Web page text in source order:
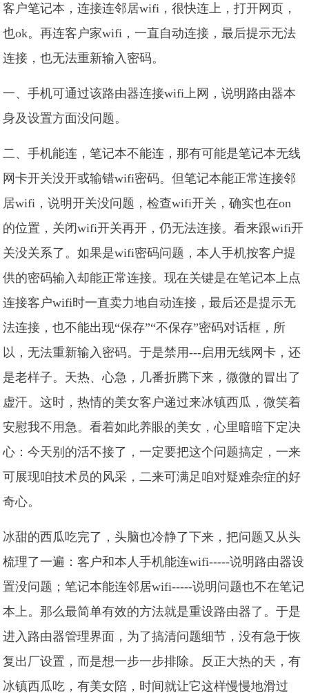
客户笔记本，连接连邻居wifi，很快连上，打开网页，
也ok。再连客户家wifi，一直自动连接，最后提示无法
连接，也无法重新输入密码。
一、手机可通过该路由器连接wifi上网，说明路由器本
身及设置方面没问题。
二、手机能连，笔记本不能连，那有可能是笔记本无线
网卡开关没开或输错wifi密码。但笔记本能正常连接邻
居wifi，说明开关没问题，检查wifi开关，确实也在on
的位置，关闭wifi开关再开，仍无法连接。看来跟wifi开
关没关系了。如果是wifi密码问题，本人手机按客户提
供的密码输入却能正常连接。现在关键是在笔记本上点
连接客户wifi时一直卖力地自动连接，最后还是提示无
法连接，也不能出现“保存”“不保存”密码对话框，所
以，无法重新输入密码。于是禁用---启用无线网卡，还
是老样子。天热、心急，几番折腾下来，微微的冒出了
虚汗。这时，热情的美女客户递过来冰镇西瓜，微笑着
安慰我不用急。看着如此养眼的美女，心里暗暗下定决
心：今天别的活不接了，一定要把这个问题搞定，一来
可展现咱技术员的风采，二来可满足咱对疑难杂症的好
奇心。
冰甜的西瓜吃完了，头脑也冷静了下来，把问题又从头
梳理了一遍：客户和本人手机能连wifi-----说明路由器设
置没问题；笔记本能连邻居wifi-----说明问题也不在笔记
本上。那么最简单有效的方法就是重设路由器了。于是
进入路由器管理界面，为了搞清问题细节，没有急于恢
复出厂设置，而是想一步一步排除。反正大热的天，有
冰镇西瓜吃，有美女陪，时间就让它这样慢慢地滑过